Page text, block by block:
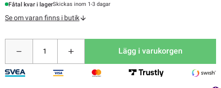
Fåtal kvar i lagerSkickas inom 1-3 dagar
Se om varan finns i butik
Lägg i varukorgen